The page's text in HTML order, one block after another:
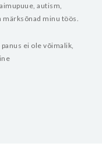
autism,
minu töös.
ei ole võimalik,